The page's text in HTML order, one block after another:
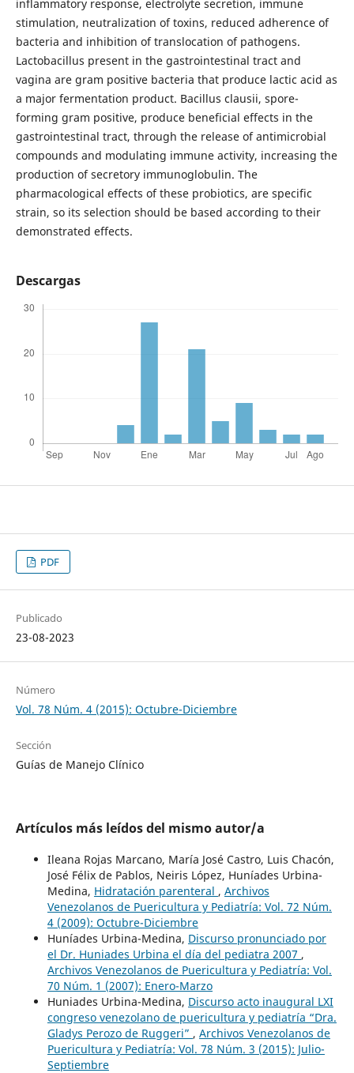
inflammatory response, electrolyte secretion, immune
stimulation, neutralization of toxins, reduced adherence of
bacteria and inhibition of translocation of pathogens.
Lactobacillus present in the gastrointestinal tract and
vagina are gram positive bacteria that produce lactic acid as
a major fermentation product. Bacillus clausii, spore-
forming gram positive, produce beneficial effects in the
gastrointestinal tract, through the release of antimicrobial
compounds and modulating immune activity, increasing the
production of secretory immunoglobulin. The
pharmacological effects of these probiotics, are specific
strain, so its selection should be based according to their
demonstrated effects.
Descargas
PDF
Publicado
23-08-2023
Número
Vol. 78 Núm. 4 (2015): Octubre-Diciembre
Sección
Guías de Manejo Clínico
Artículos más leídos del mismo autor/a
Ileana Rojas Marcano, María José Castro, Luis Chacón,
José Félix de Pablos, Neiris López, Huníades Urbina-
Medina, Hidratación parenteral , Archivos
Venezolanos de Puericultura y Pediatría: Vol. 72 Núm.
4 (2009): Octubre-Diciembre
Huníades Urbina-Medina, Discurso pronunciado por
el Dr. Huniades Urbina el día del pediatra 2007 ,
Archivos Venezolanos de Puericultura y Pediatría: Vol.
70 Núm. 1 (2007): Enero-Marzo
Huniades Urbina-Medina, Discurso acto inaugural LXI
congreso venezolano de puericultura y pediatría “Dra.
Gladys Perozo de Ruggeri” , Archivos Venezolanos de
Puericultura y Pediatría: Vol. 78 Núm. 3 (2015): Julio-
Septiembre